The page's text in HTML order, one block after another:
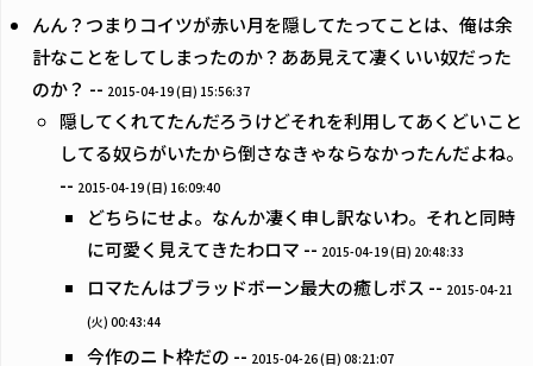
んん？つまりコイツが赤い月を隠してたってことは、俺は余
計なことをしてしまったのか？ああ見えて凄くいい奴だった
のか？ -- 2015-04-19 (日) 15:56:37
隠してくれてたんだろうけどそれを利用してあくどいこと
してる奴らがいたから倒さなきゃならなかったんだよね。
-- 2015-04-19 (日) 16:09:40
どちらにせよ。なんか凄く申し訳ないわ。それと同時
に可愛く見えてきたわロマ -- 2015-04-19 (日) 20:48:33
ロマたんはブラッドボーン最大の癒しボス -- 2015-04-21
(火) 00:43:44
今作のニト枠だの -- 2015-04-26 (日) 08:21:07